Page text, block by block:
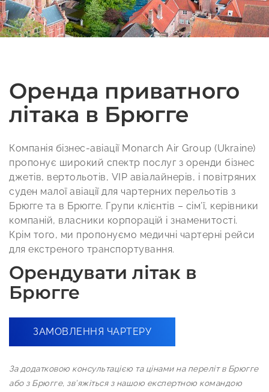
Оренда приватного
літака в Брюгге
Компанія бізнес-авіації Monarch Air Group (Ukraine)
пропонує широкий спектр послуг з оренди бізнес
джетів, вертольотів, VIP авіалайнерів, і повітряних
суден малої авіації для чартерних перельотів з
Брюгге та в Брюгге. Групи клієнтів – сім’ї, керівники
компаній, власники корпорацій і знаменитості.
Крім того, ми пропонуємо медичні чартерні рейси
для екстреного транспортування.
Орендувати літак в
Брюгге
ЗАМОВЛЕННЯ ЧАРТЕРУ
За додатковою консультацією та цінами на переліт в Брюгге
або з Брюгге, зв’яжіться з нашою експертною командою